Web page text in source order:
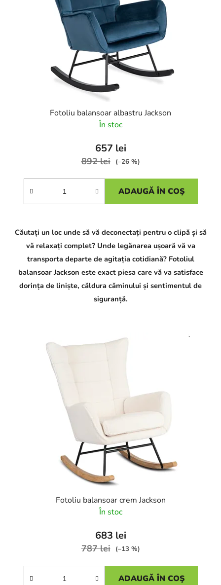
Fotoliu balansoar albastru Jackson
În stoc
657 lei
892 lei (–26 %)
ADAUGĂ ÎN COŞ
Căutați un loc unde să vă deconectați pentru o clipă și să
vă relaxați complet? Unde legănarea ușoară vă va
transporta departe de agitația cotidiană? Fotoliul
balansoar Jackson este exact piesa care vă va satisface
dorința de liniște, căldura căminului și sentimentul de
siguranță.
Fotoliu balansoar crem Jackson
În stoc
683 lei
787 lei (–13 %)
ADAUGĂ ÎN COŞ